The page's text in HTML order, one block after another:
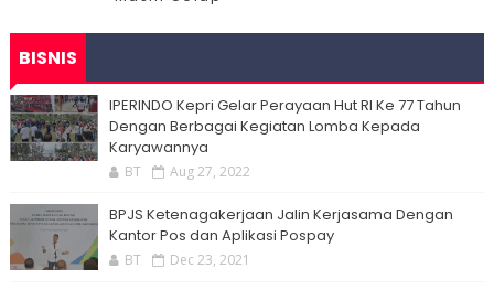
BISNIS
IPERINDO Kepri Gelar Perayaan Hut RI Ke 77 Tahun
Dengan Berbagai Kegiatan Lomba Kepada
Karyawannya
BT Aug 27, 2022
BPJS Ketenagakerjaan Jalin Kerjasama Dengan
Kantor Pos dan Aplikasi Pospay
BT Dec 23, 2021